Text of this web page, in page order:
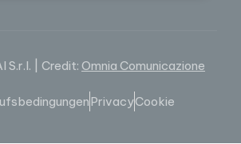
S.r.l. | Credit: Omnia Comunicazione
PrivacyCookie